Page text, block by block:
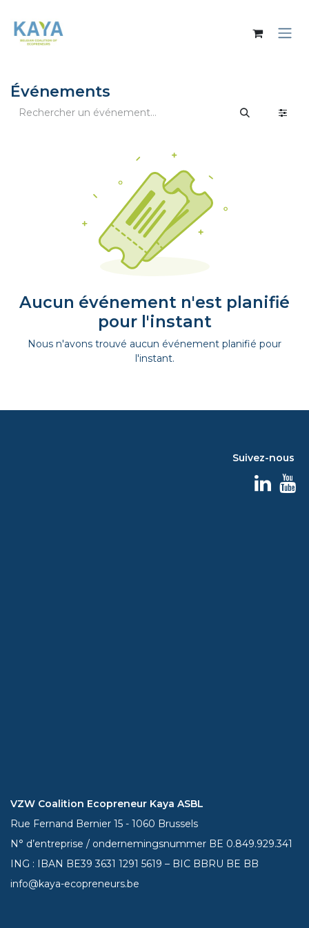
Événements
Aucun événement n'est planifié
pour l'instant
Nous n'avons trouvé aucun événement planifié pour
l'instant.
Suivez-nous
VZW Coalition Ecopreneur Kaya ASBL
Rue Fernand Bernier 15 - 1060 Brussels
N° d’entreprise / ondernemingsnummer BE 0.849.929.341
ING : IBAN BE393631 1291 5619 – BIC BBRU BE BB
info@kaya-ecopreneurs.be